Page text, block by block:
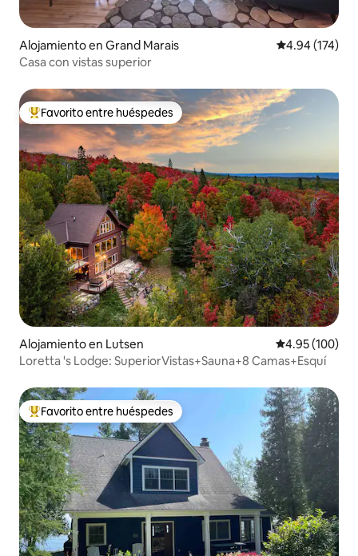
Alojamiento en Grand Marais Calificación
4.94 (174)
Casa con vistas superior
Favorito entre huéspedes preferido
Favorito entre huéspedes
Alojamiento en Lutsen Calificación
4.95 (100)
Loretta 's Lodge: SuperiorVistas+Sauna+8 Camas+Esquí
Favorito entre huéspedes preferido
Favorito entre huéspedes